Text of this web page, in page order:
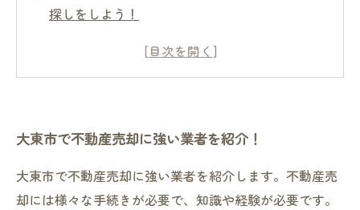
探しをしよう！
不動産売却に必要な情報がすべて揃う！大東市
の優良不動産業者を厳選紹介
大東市での不動産売却や物件探しは、プロに任
せて安心！優良業者を紹介
大東市で不動産売却に強い業者を紹介！
大東市で不動産売却に強い業者を紹介します。不動産売
却には様々な手続きが必要で、知識や経験が必要です。